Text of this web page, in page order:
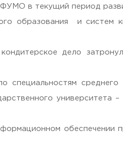
ФУМО в текущий период
образования и систем
дело
среднего
университета
обеспечении